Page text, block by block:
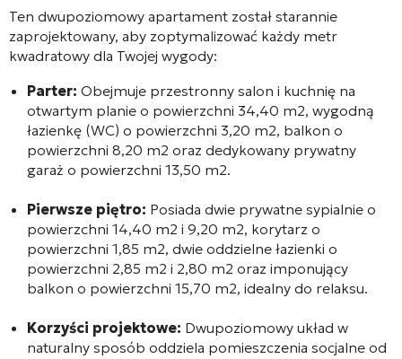
Ten dwupoziomowy apartament został starannie
zaprojektowany, aby zoptymalizować każdy metr
kwadratowy dla Twojej wygody:
Parter: Obejmuje przestronny salon i kuchnię na
otwartym planie o powierzchni 34,40 m2, wygodną
łazienkę (WC) o powierzchni 3,20 m2, balkon o
powierzchni 8,20 m2 oraz dedykowany prywatny
garaż o powierzchni 13,50 m2.
Pierwsze piętro: Posiada dwie prywatne sypialnie o
powierzchni 14,40 m2 i 9,20 m2, korytarz o
powierzchni 1,85 m2, dwie oddzielne łazienki o
powierzchni 2,85 m2 i 2,80 m2 oraz imponujący
balkon o powierzchni 15,70 m2, idealny do relaksu.
Korzyści projektowe: Dwupoziomowy układ w
naturalny sposób oddziela pomieszczenia socjalne od